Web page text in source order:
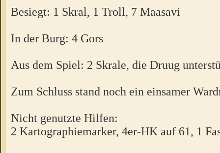
Besiegt: 1 Skral, 1 Troll, 7 Maasavi
In der Burg: 4 Gors
Aus dem Spiel: 2 Skrale, die Druug
Zum Schluss stand noch ein einsamer
Nicht genutzte Hilfen:
2 Kartographiemarker, 4er-HK auf 61, 1